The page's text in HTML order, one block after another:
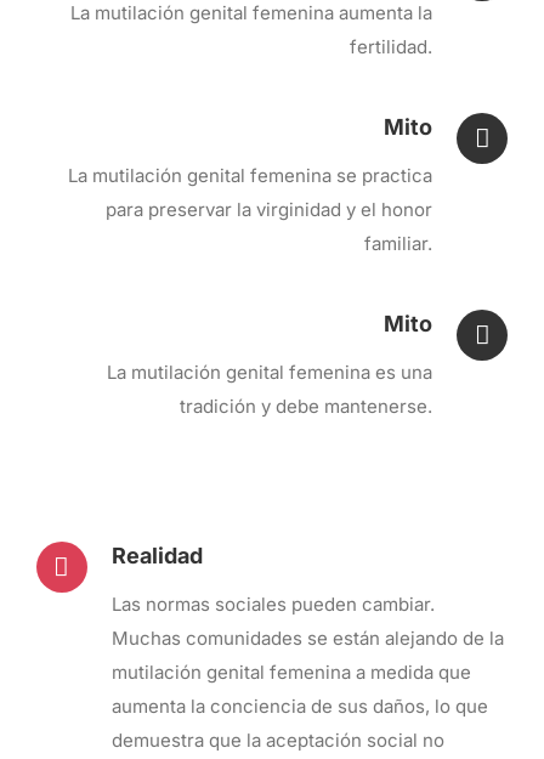
La mutilación genital femenina aumenta la
fertilidad.
Mito
La mutilación genital femenina se practica
para preservar la virginidad y el honor
familiar.
Mito
La mutilación genital femenina es una
tradición y debe mantenerse.
Realidad
Las normas sociales pueden cambiar.
Muchas comunidades se están alejando de la
mutilación genital femenina a medida que
aumenta la conciencia de sus daños, lo que
demuestra que la aceptación social no